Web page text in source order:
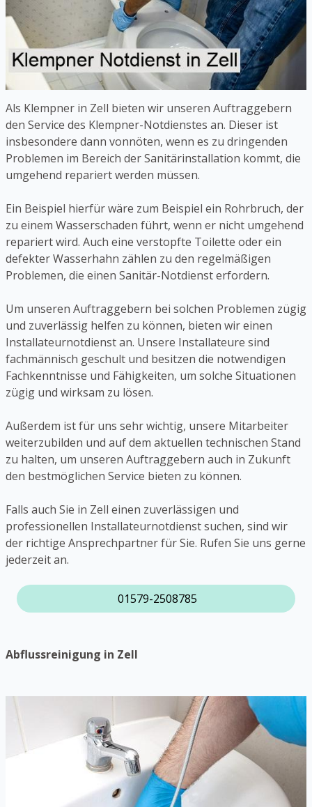
Als Klempner in Zell bieten wir unseren Auftraggebern
den Service des Klempner-Notdienstes an. Dieser ist
insbesondere dann vonnöten, wenn es zu dringenden
Problemen im Bereich der Sanitärinstallation kommt, die
umgehend repariert werden müssen.
Ein Beispiel hierfür wäre zum Beispiel ein Rohrbruch, der
zu einem Wasserschaden führt, wenn er nicht umgehend
repariert wird. Auch eine verstopfte Toilette oder ein
defekter Wasserhahn zählen zu den regelmäßigen
Problemen, die einen Sanitär-Notdienst erfordern.
Um unseren Auftraggebern bei solchen Problemen zügig
und zuverlässig helfen zu können, bieten wir einen
Installateurnotdienst an. Unsere Installateure sind
fachmännisch geschult und besitzen die notwendigen
Fachkenntnisse und Fähigkeiten, um solche Situationen
zügig und wirksam zu lösen.
Außerdem ist für uns sehr wichtig, unsere Mitarbeiter
weiterzubilden und auf dem aktuellen technischen Stand
zu halten, um unseren Auftraggebern auch in Zukunft
den bestmöglichen Service bieten zu können.
Falls auch Sie in Zell einen zuverlässigen und
professionellen Installateurnotdienst suchen, sind wir
der richtige Ansprechpartner für Sie. Rufen Sie uns gerne
jederzeit an.
01579-2508785
Abflussreinigung in Zell